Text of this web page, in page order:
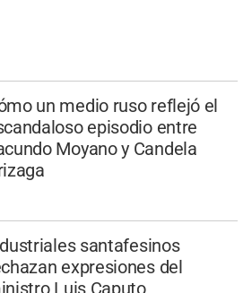
un medio ruso reflejó el
episodio entre
Moyano y Candela
santafesinos
expresiones del
Luis Caputo